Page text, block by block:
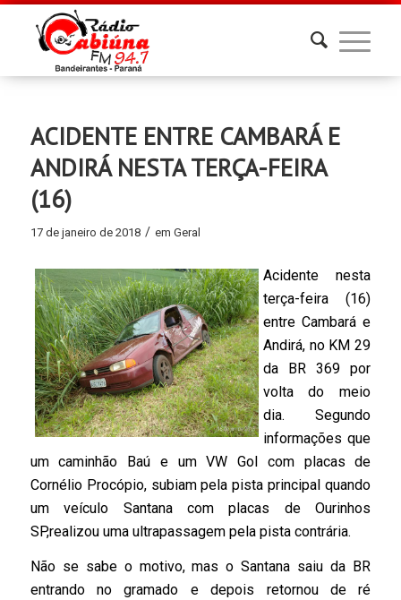
ACIDENTE ENTRE CAMBARÁ E
ANDIRÁ NESTA TERÇA-FEIRA
(16)
17 de janeiro de 2018 / em Geral
Acidente nesta
terça-feira (16)
entre Cambará e
Andirá, no KM 29
da BR 369 por
volta do meio
dia. Segundo
informações que
um caminhão Baú e um VW Gol com placas de
Cornélio Procópio, subiam pela pista principal quando
um veículo Santana com placas de Ourinhos
SP,realizou uma ultrapassagem pela pista contrária.
Não se sabe o motivo, mas o Santana saiu da BR
entrando no gramado e depois retornou de ré